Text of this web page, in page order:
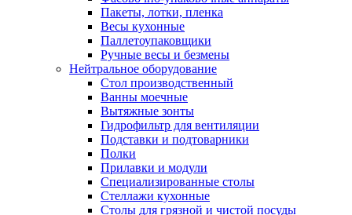
Пакеты, лотки, пленка
Весы кухонные
Паллетоупаковщики
Ручные весы и безмены
Нейтральное оборудование
Cтол производственный
Ванны моечные
Вытяжные зонты
Гидрофильтр для вентиляции
Подставки и подтоварники
Полки
Прилавки и модули
Специализированные столы
Стеллажи кухонные
Столы для грязной и чистой посуды